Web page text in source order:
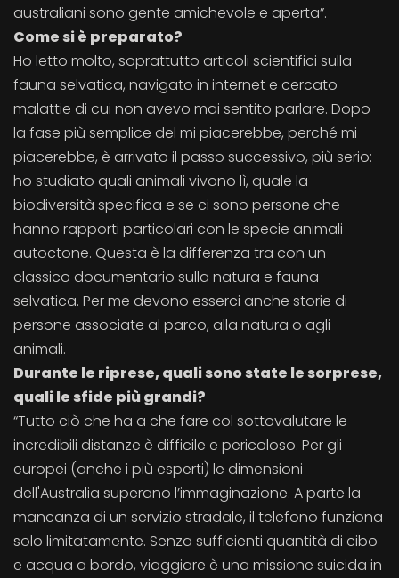
australiani sono gente amichevole e aperta”.
Come si è preparato?
Ho letto molto, soprattutto articoli scientifici sulla
fauna selvatica, navigato in internet e cercato
malattie di cui non avevo mai sentito parlare. Dopo
la fase più semplice del mi piacerebbe, perché mi
piacerebbe, è arrivato il passo successivo, più serio:
ho studiato quali animali vivono lì, quale la
biodiversità specifica e se ci sono persone che
hanno rapporti particolari con le specie animali
autoctone. Questa è la differenza tra con un
classico documentario sulla natura e fauna
selvatica. Per me devono esserci anche storie di
persone associate al parco, alla natura o agli
animali.
Durante le riprese, quali sono state le sorprese,
quali le sfide più grandi?
“Tutto ciò che ha a che fare col sottovalutare le
incredibili distanze è difficile e pericoloso. Per gli
europei (anche i più esperti) le dimensioni
dell'Australia superano l’immaginazione. A parte la
mancanza di un servizio stradale, il telefono funziona
solo limitatamente. Senza sufficienti quantità di cibo
e acqua a bordo, viaggiare è una missione suicida in